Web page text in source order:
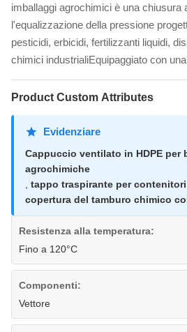
imballaggi agrochimici è una chiusura
l'equalizzazione della pressione
pesticidi, erbicidi, fertilizzanti liquidi,
chimici industrialiEquipaggiato con
Product Custom Attributes
Evidenziare
Cappuccio ventilato in HDPE per
agrochimiche
tappo traspirante per
copertura del tamburo chimico
Resistenza alla temperatura:
Fino a 120°C
Componenti:
Vettore